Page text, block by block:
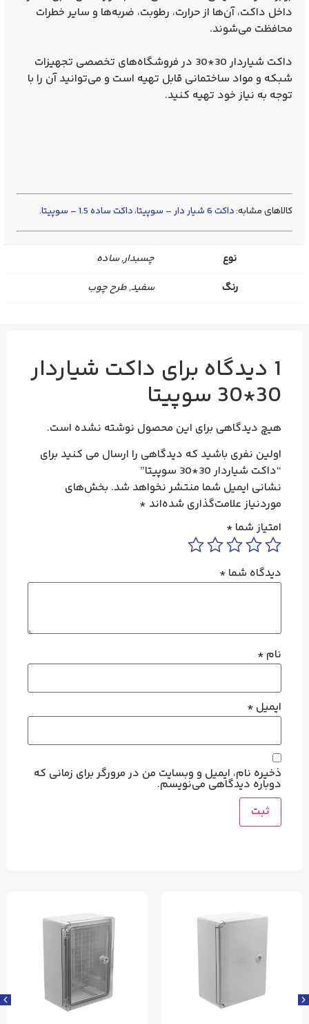
داخل داکت، آن‌ها از حرارت، رطوبت، ضربه‌ها و سایر خطرات
محافظت می‌شوند.
داکت شیاردار 30*30 در فروشگاه‌های تخصصی تجهیزات
شبکه و مواد ساختمانی قابل تهیه است و می‌توانید آن را با
توجه به نیاز خود تهیه کنید.
کالاهای مشابه:داکت 6 شیار دار – سوپیتا ،داکت ساده 1.5 – سوپیتا .
نوع
چسبدار, ساده
رنگ
سفید, طرح چوب
1 دیدگاه برای داکت شیاردار
30*30 سوپیتا
هیچ دیدگاهی برای این محصول نوشته نشده است.
اولین نفری باشید که دیدگاهی را ارسال می کنید برای
“داکت شیاردار 30*30 سوپیتا”
نشانی ایمیل شما منتشر نخواهد شد. بخش‌های
موردنیاز علامت‌گذاری شده‌اند *
امتیاز شما *
دیدگاه شما *
نام *
ایمیل *
ذخیره نام، ایمیل و وبسایت من در مرورگر برای زمانی که
دوباره دیدگاهی می‌نویسم.